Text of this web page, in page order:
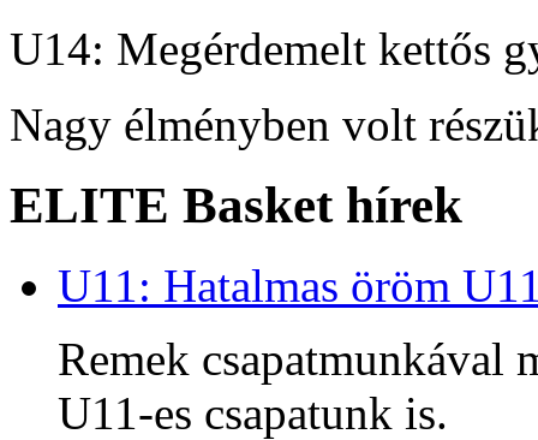
U14: Megérdemelt kettős
Nagy élményben volt
ELITE Basket hírek
U11: Hatalmas öröm
Remek csapatmunkával
U11-es csapatunk is.